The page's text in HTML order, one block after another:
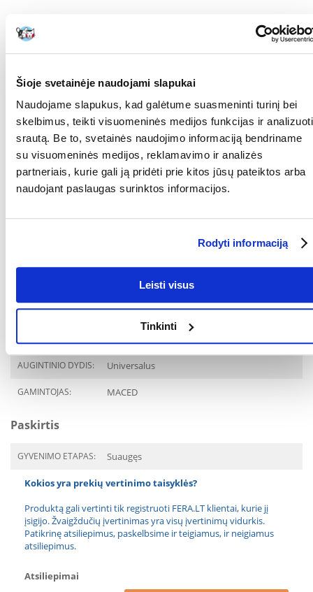
Šioje svetainėje naudojami slapukai
Naudojame slapukus, kad galėtume suasmeninti turinį bei
skelbimus, teikti visuomeninės medijos funkcijas ir analizuoti
srautą. Be to, svetainės naudojimo informaciją bendriname
su visuomeninės medijos, reklamavimo ir analizės
partneriais, kurie gali ją pridėti prie kitos jūsų pateiktos arba
naudojant paslaugas surinktos informacijos.
Rodyti informaciją
Leisti visus
Tinkinti
Sudėtis: džiovinta jautienos oda
%, drėgmė: 14 %.
Šėrimo rekomendacijos: kaip papildomas ėdalas jis neturėtų sudaryti
šuns mitybos pagrindo. Patiekite kaip užkandį ar kramtuką.
valgymų. Užtikrinkite, kad šuo turėtų šviežio vandens.
Gussto, Polska
RŪŠIS: Pašaro papildas
AUGINTINIO DYDIS: Universalus
GAMINTOJAS: MACED
Paskirtis
GYVENIMO ETAPAS: Suaugęs
Kokios yra prekių vertinimo taisyklės?
Produktą gali vertinti tik registruoti FERA.LT klientai, kurie jį
įsigijo. Žvaigždučių įvertinimas yra visų įvertinimų vidurkis.
Patikrinę atsiliepimus, paskelbsime ir teigiamus, ir neigiamus
atsiliepimus.
Atsiliepimai